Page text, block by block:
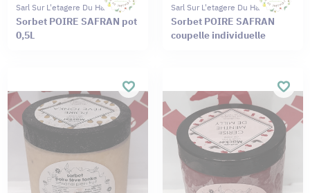
Sarl Sur L'etagere Du Haut
Sorbet POIRE SAFRAN pot
0,5L
Sarl Sur L'etagere Du Haut
Sorbet POIRE SAFRAN
coupelle individuelle